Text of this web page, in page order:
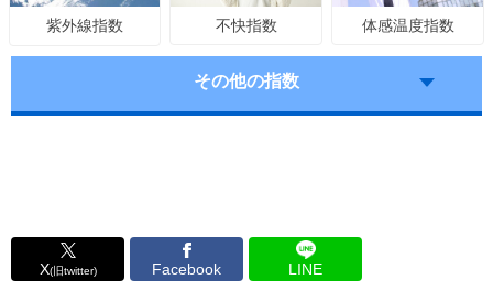
紫外線指数 不快指数 体感温度指数
その他の指数
X(旧twitter) Facebook LINE